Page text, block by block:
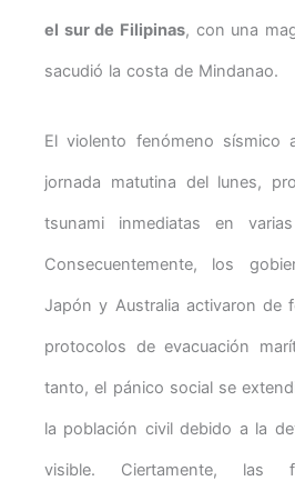
el sur de Filipinas, con una
sacudió la costa de Mindanao.
El violento fenómeno sísmico
jornada matutina del lunes,
tsunami inmediatas en
Consecuentemente, los
Japón y Australia activaron de
protocolos de evacuación
tanto, el pánico social se
la población civil debido a la
visible. Ciertamente, las